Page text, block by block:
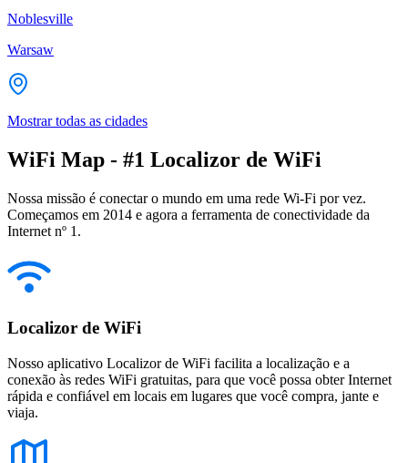
Noblesville
Warsaw
Mostrar todas as cidades
WiFi Map - #1 Localizor de WiFi
Nossa missão é conectar o mundo em uma rede Wi-Fi por vez.
Começamos em 2014 e agora a ferramenta de conectividade da
Internet nº 1.
Localizor de WiFi
Nosso aplicativo Localizor de WiFi facilita a localização e a
conexão às redes WiFi gratuitas, para que você possa obter Internet
rápida e confiável em locais em lugares que você compra, jante e
viaja.